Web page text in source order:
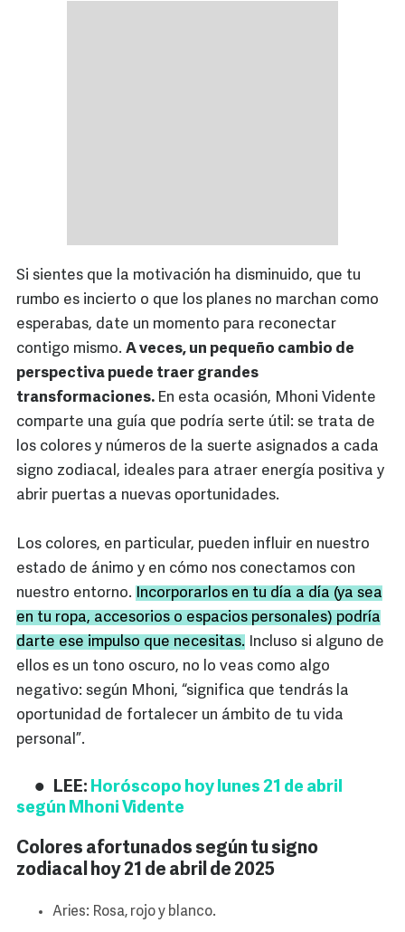
Si sientes que la motivación ha disminuido, que tu
rumbo es incierto o que los planes no marchan como
esperabas, date un momento para reconectar
contigo mismo. A veces, un pequeño cambio de
perspectiva puede traer grandes
transformaciones. En esta ocasión, Mhoni Vidente
comparte una guía que podría serte útil: se trata de
los colores y números de la suerte asignados a cada
signo zodiacal, ideales para atraer energía positiva y
abrir puertas a nuevas oportunidades.
Los colores, en particular, pueden influir en nuestro
estado de ánimo y en cómo nos conectamos con
nuestro entorno. Incorporarlos en tu día a día (ya sea
en tu ropa, accesorios o espacios personales) podría
darte ese impulso que necesitas. Incluso si alguno de
ellos es un tono oscuro, no lo veas como algo
negativo: según Mhoni, “significa que tendrás la
oportunidad de fortalecer un ámbito de tu vida
personal”.
LEE: Horóscopo hoy lunes 21 de abril
según Mhoni Vidente
Colores afortunados según tu signo
zodiacal hoy 21 de abril de 2025
Aries: Rosa, rojo y blanco.